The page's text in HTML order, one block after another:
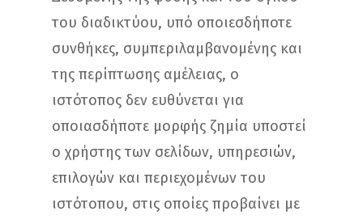
του διαδικτύου, υπό οποιεσδήποτε
συνθήκες, συμπεριλαμβανομένης και
της περίπτωσης αμέλειας, ο
ιστότοπος δεν ευθύνεται για
οποιασδήποτε μορφής ζημία υποστεί
ο χρήστης των σελίδων, υπηρεσιών,
επιλογών και περιεχομένων του
ιστότοπου, στις οποίες προβαίνει με